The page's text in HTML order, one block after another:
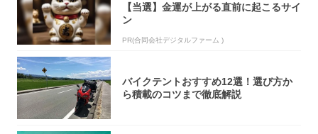
【当選】金運が上がる直前に起こるサイ
ン
PR(合同会社デジタルファーム )
バイクテントおすすめ12選！選び方か
ら積載のコツまで徹底解説